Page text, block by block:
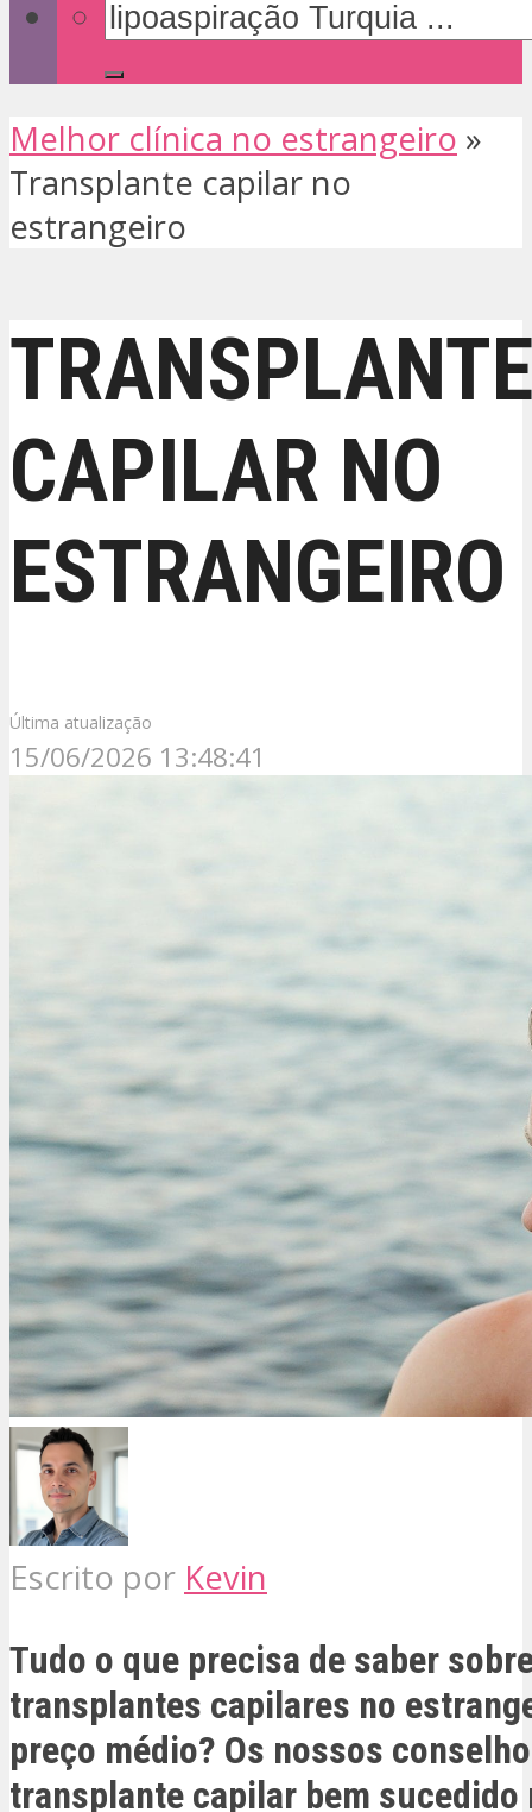
Melhor clínica no estrangeiro »
Transplante capilar no
estrangeiro
TRANSPLANTE
CAPILAR NO
ESTRANGEIRO
Última atualização
15/06/2026 13:48:41
Escrito por Kevin
Tudo o que precisa de saber
transplantes capilares no
preço médio? Os nossos
transplante capilar bem sucedido